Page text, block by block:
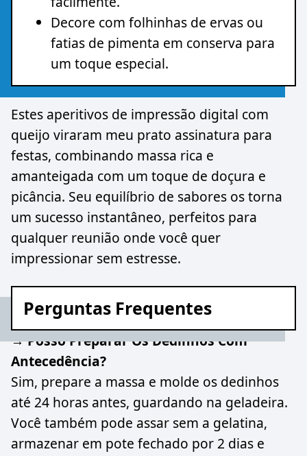
Decore com folhinhas de ervas ou
fatias de pimenta em conserva para
um toque especial.
Estes aperitivos de impressão digital com
queijo viraram meu prato assinatura para
festas, combinando massa rica e
amanteigada com um toque de doçura e
picância. Seu equilíbrio de sabores os torna
um sucesso instantâneo, perfeitos para
qualquer reunião onde você quer
impressionar sem estresse.
Perguntas Frequentes
→ Posso Preparar Os Dedinhos Com
Antecedência?
Sim, prepare a massa e molde os dedinhos
até 24 horas antes, guardando na geladeira.
Você também pode assar sem a gelatina,
armazenar em pote fechado por 2 dias e